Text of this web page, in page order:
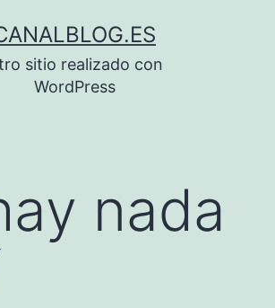
sitio realizado con
WordPress
nada